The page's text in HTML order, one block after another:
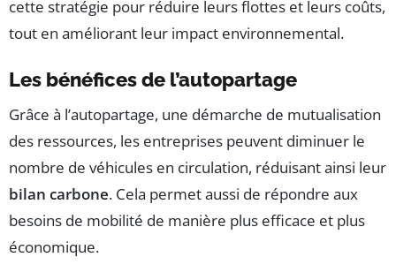
cette stratégie pour réduire leurs flottes et leurs coûts,
tout en améliorant leur impact environnemental.
Les bénéfices de l’autopartage
Grâce à l’autopartage, une démarche de mutualisation
des ressources, les entreprises peuvent diminuer le
nombre de véhicules en circulation, réduisant ainsi leur
bilan carbone. Cela permet aussi de répondre aux
besoins de mobilité de manière plus efficace et plus
économique.